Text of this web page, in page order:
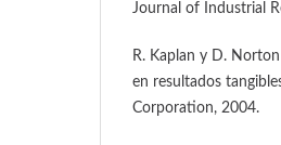
Journal of Industrial
R. Kaplan y D.
en resultados
Corporation, 2004.